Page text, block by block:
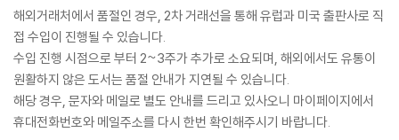
해외거래처에서 품절인 경우, 2차 거래선을 통해 유럽과 미국 출판사로 직
접 수입이 진행될 수 있습니다.
수입 진행 시점으로 부터 2~3주가 추가로 소요되며, 해외에서도 유통이
원활하지 않은 도서는 품절 안내가 지연될 수 있습니다.
해당 경우, 문자와 메일로 별도 안내를 드리고 있사오니 마이페이지에서
휴대전화번호와 메일주소를 다시 한번 확인해주시기 바랍니다.